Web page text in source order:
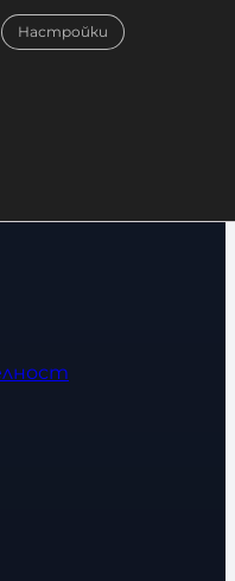
на голямо
фитнес уреди и
Настройки